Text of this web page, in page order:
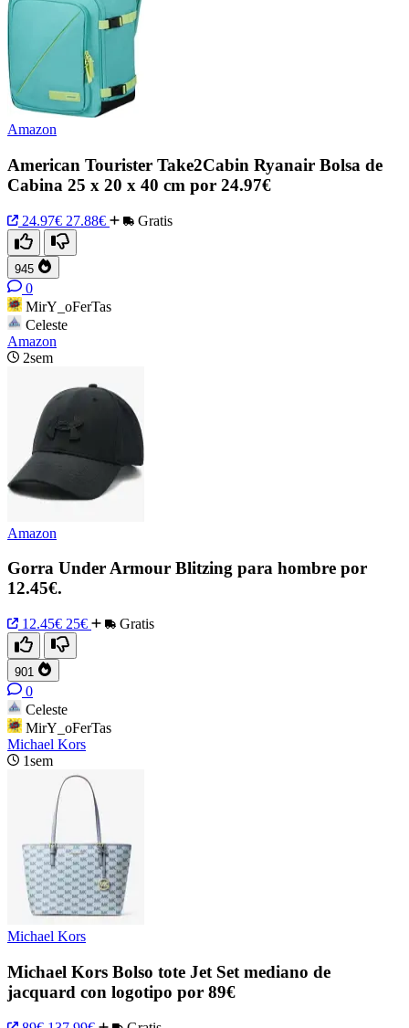
Amazon
American Tourister Take2Cabin Ryanair Bolsa de
Cabina 25 x 20 x 40 cm por 24.97€
24.97€ 27.88€ Gratis
945
0
MirY_oFerTas
Celeste
Amazon
2sem
Amazon
Gorra Under Armour Blitzing para hombre por
12.45€.
12.45€ 25€ Gratis
901
0
Celeste
MirY_oFerTas
Michael Kors
1sem
Michael Kors
Michael Kors Bolso tote Jet Set mediano de
jacquard con logotipo por 89€